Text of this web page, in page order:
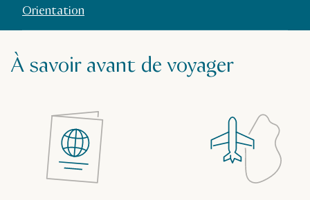
Orientation
À savoir avant de voyager